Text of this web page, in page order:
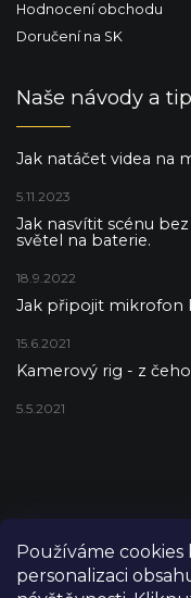
Používáme
personalizaci
Hodnocení obchodu
Doručení na SK
Naše návody a
Jak natáčet videa na
5.11.2023
Jak nasvítit scénu
světel na baterie.
18.9.2022
Jak připojit mikrofon
15.6.2021
Kamerový rig - z čeho
5.5.2021